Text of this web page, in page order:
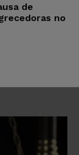
de
no